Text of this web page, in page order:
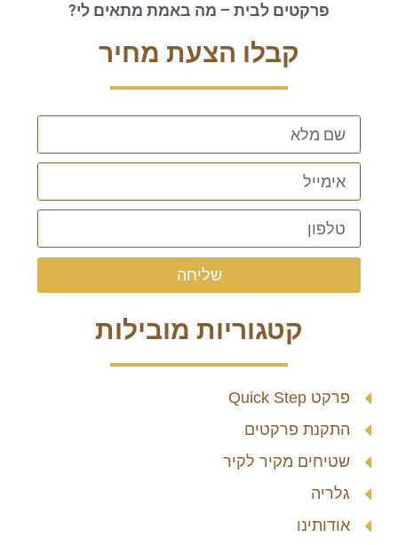
פרקטים לבית – מה באמת מתאים לי?
קבלו הצעת מחיר
שליחה
קטגוריות מובילות
פרקט Quick Step
התקנת פרקטים
שטיחים מקיר לקיר
גלריה
אודותינו